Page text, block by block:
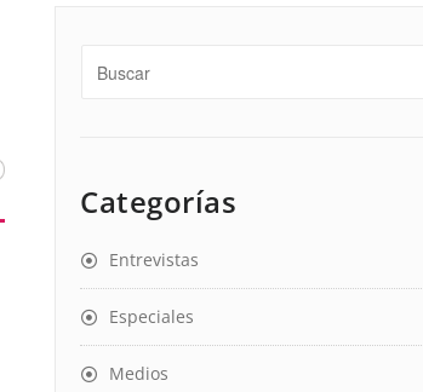
Categorías
Entrevistas
Especiales
Medios